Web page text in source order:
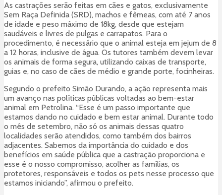
As castrações serão feitas em cães e gatos, exclusivamente
Sem Raça Definida (SRD), machos e fêmeas, com até 7 anos
de idade e peso máximo de 18kg, desde que estejam
saudáveis e livres de pulgas e carrapatos. Para o
procedimento, é necessário que o animal esteja em jejum de 8
a 12 horas, inclusive de água. Os tutores também devem levar
os animais de forma segura, utilizando caixas de transporte,
guias e, no caso de cães de médio e grande porte, focinheiras.
Segundo o prefeito Simão Durando, a ação representa mais
um avanço nas políticas públicas voltadas ao bem-estar
animal em Petrolina. “Esse é um passo importante que
estamos dando no cuidado e bem estar animal. Durante todo
o mês de setembro, não só os animais dessas quatro
localidades serão atendidos, como também dos bairros
adjacentes. Sabemos da importância do cuidado e dos
benefícios em saúde pública que a castração proporciona e
esse é o nosso compromisso, acolher as famílias, os
protetores, responsáveis e todos os pets nesse processo que
estamos iniciando”, afirmou o prefeito.